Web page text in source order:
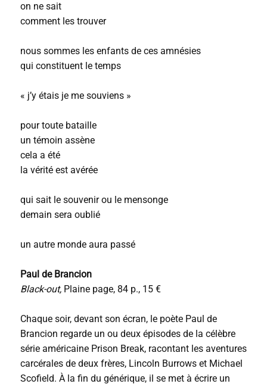
on ne sait
comment les trouver
nous sommes les enfants de ces amnésies
qui constituent le temps
« j’y étais je me souviens »
pour toute bataille
un témoin assène
cela a été
la vérité est avérée
qui sait le souvenir ou le mensonge
demain sera oublié
un autre monde aura passé
Paul de Brancion
Black-out,Plaine page, 84 p., 15 €
Chaque soir, devant son écran, le poète Paul de
Brancion regarde un ou deux épisodes de la célèbre
série américaine Prison Break, racontant les aventures
carcérales de deux frères, Lincoln Burrows et Michael
Scofield. À la fin du générique, il se met à écrire un